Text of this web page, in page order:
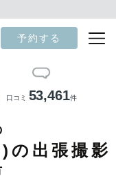
予約する
口コミ 53,461件
の出張撮影